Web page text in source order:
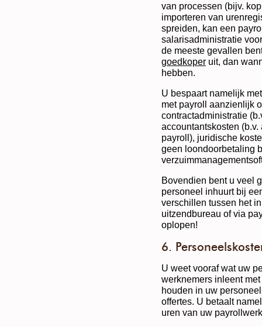
van processen (bijv.
importeren van
spreiden, kan een
salarisadministratie
de meeste gevallen
goedkoper uit, dan
hebben.
U bespaart namelijk
met payroll aanzienlijk
contractadministratie
accountantskosten
payroll), juridische
geen loondoorbetaling
Bovendien bent u veel
personeel inhuurt bij
verschillen tussen het
uitzendbureau of via
oplopen!
6.
U weet vooraf wat uw
werknemers inleent
houden in uw
offertes. U betaalt
uren van uw